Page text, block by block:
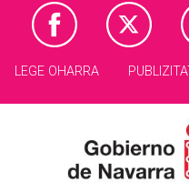
LEGE OHARRA